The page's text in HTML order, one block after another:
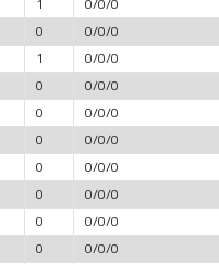
0
0/0/0
1
0/0/0
0
0/0/0
0
0/0/0
0
0/0/0
0
0/0/0
0
0/0/0
0
0/0/0
0
0/0/0